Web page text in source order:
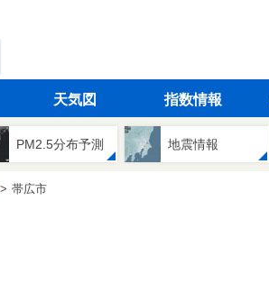
天気図 指数情報
PM2.5分布予測 地震情報
帯広市